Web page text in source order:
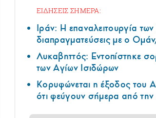
ΕΙΔΗΣΕΙΣ ΣΗΜΕΡΑ:
Ιράν: Η επαναλειτουργία
διαπραγματεύσεις με ο
Λυκαβηττός: Εντοπίστηκε
των Αγίων Ισιδώρων
Κορυφώνεται η έξοδος του
ότι φεύγουν σήμερα από την